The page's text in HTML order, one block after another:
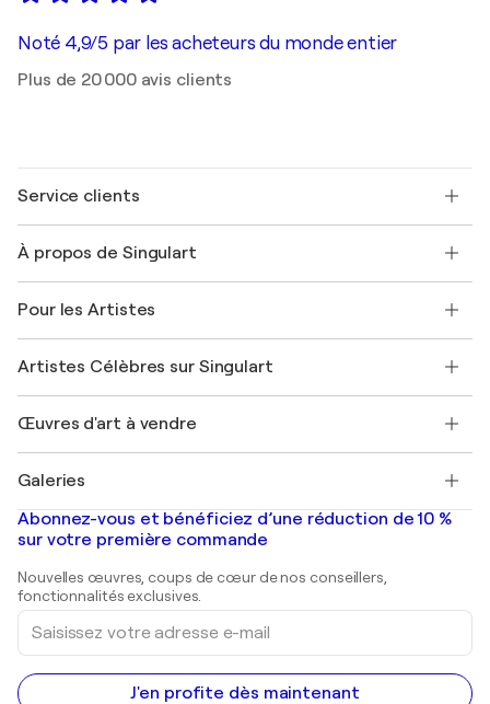
Noté 4,9/5 par les acheteurs du monde entier
Plus de 20 000 avis clients
Service clients
Expédition
Offrir une carte cadeau
Rejoignez notre programme commercial
Mon compte
+33 1 76 44 06 42
À propos de Singulart
FAQ
Magazine Singulart
Emplois
Découvrez une sélection d'art original
Pour les Artistes
Se connecter en tant qu'Artiste
Artistes Célèbres sur Singulart
Marc Chagall
Banksy
Mr. Brainwash
Shepard Fairey
Œuvres d'art à vendre
Tableaux abstraits à vendre
Peintures de paysage
Estampes
Peintures acryliques
Galeries
Galeries d'art en France
Galeries d'art en Belgique
Abonnez-vous et bénéficiez d’une réduction de 10 %
sur votre première commande
Nouvelles œuvres, coups de cœur de nos conseillers,
fonctionnalités exclusives.
Saisissez
votre
adresse
e-
mail
J'en profite dès maintenant